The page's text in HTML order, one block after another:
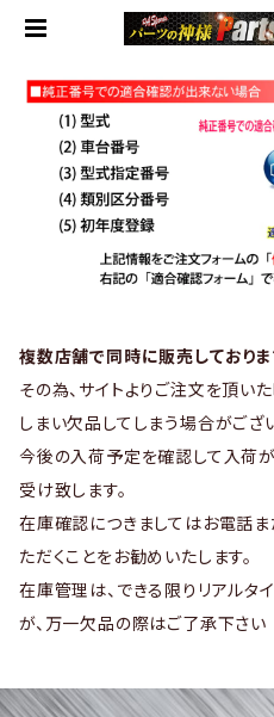
複数店舗で同時に販売しておりま
その為、サイトよりご注文を頂い
しまい欠品してしまう場合がござ
今後の入荷予定を確認して入荷
受け致します。
在庫確認につきましてはお電話
ただくことをお勧めいたします。
在庫管理は、できる限りリアルタ
が、万一欠品の際はご了承下さい